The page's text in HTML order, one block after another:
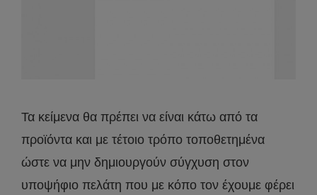
Τα κείμενα θα πρέπει να είναι κάτω από τα
προϊόντα και με τέτοιο τρόπο τοποθετημένα
ώστε να μην δημιουργούν σύγχυση στον
υποψήφιο πελάτη που με κόπο τον έχουμε φέρει